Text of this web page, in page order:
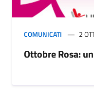
COMUNICATI 2
Ottobre Rosa: